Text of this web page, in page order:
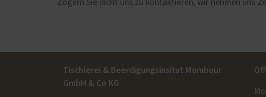
Zögern Sie nicht uns zu kontaktieren, wir nehmen uns
Tischlerei & Beerdigungsinsitut Mombour
GmbH & Co KG